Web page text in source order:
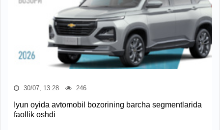
30/07, 13:28 246
Iyun oyida avtomobil bozorining barcha segmentlarida
faollik oshdi